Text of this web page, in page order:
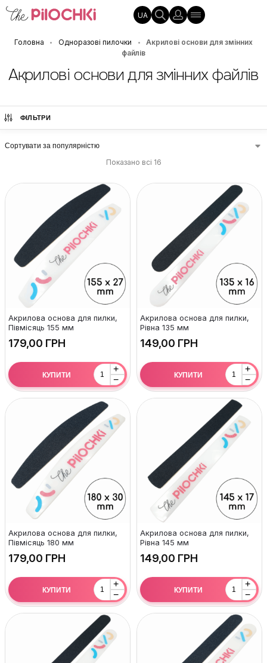
UA
Головна • Одноразові пилочки •
Акрилові основи для змінних
файлів
Акрилові основи для змінних файлів
ФІЛЬТРИ
Показано всі 16
Акрилова основа для пилки,
Півмісяць 155 мм
ГРН
+
−
КУПИТИ
Акрилова основа для пилки,
Рівна 135 мм
ГРН
+
−
КУПИТИ
Акрилова основа для пилки,
Півмісяць 180 мм
ГРН
+
−
КУПИТИ
Акрилова основа для пилки,
Рівна 145 мм
ГРН
+
−
КУПИТИ